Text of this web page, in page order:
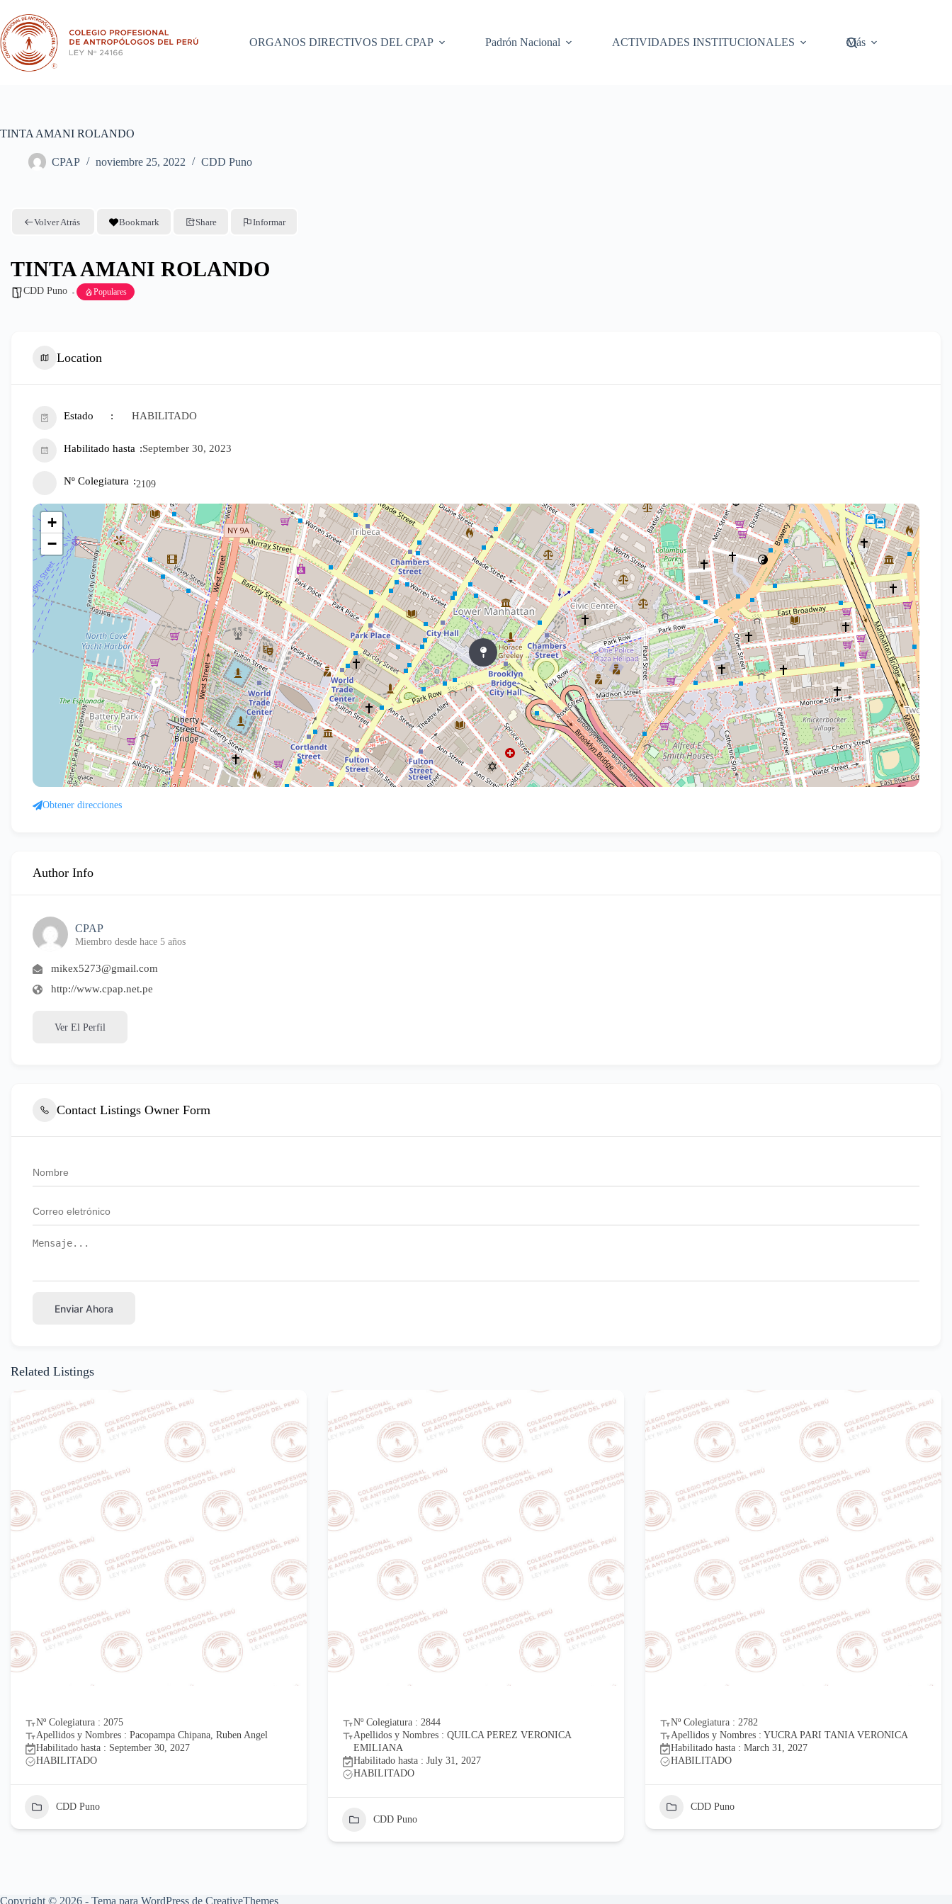
contenido
ORGANOS DIRECTIVOS DEL CPAP
Padrón Nacional ACTIVIDADES INSTITUCIONALES Más
TINTA AMANI ROLANDO
CPAP noviembre 25, 2022 CDD Puno
Volver Atrás Bookmark Share Informar
TINTA AMANI ROLANDO
CDD Puno Populares
Location
Estado HABILITADO
Habilitado hasta September 30, 2023
Nº Colegiatura 2109
+
−
Obtener direcciones
Author Info
CPAP
Miembro desde hace 5 años
mikex5273@gmail.com
http://www.cpap.net.pe
Ver El Perfil
Contact Listings Owner Form
Enviar Ahora
Related Listings
Nº Colegiatura : 2075
Apellidos y Nombres : Pacopampa Chipana, Ruben Angel
Habilitado hasta : September 30, 2027
HABILITADO
CDD Puno
Nº Colegiatura : 2844
Apellidos y Nombres : QUILCA PEREZ VERONICA
EMILIANA
Habilitado hasta : July 31, 2027
HABILITADO
CDD Puno
Nº Colegiatura : 2782
Apellidos y Nombres : YUCRA PARI TANIA VERONICA
Habilitado hasta : March 31, 2027
HABILITADO
CDD Puno
Copyright © 2026 - Tema para WordPress de CreativeThemes